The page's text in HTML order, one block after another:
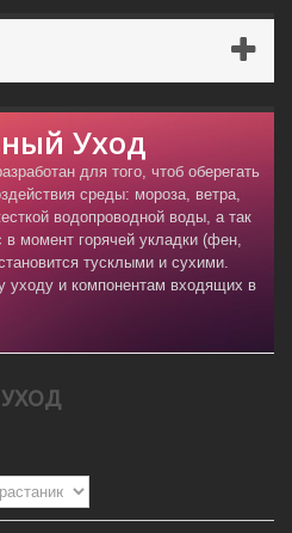
Уход
для того, чтоб оберегать
среды: мороза, ветра,
водопроводной воды, а так
момент горячей укладки (фен,
тусклыми и сухими.
уходу и компонентам входящих в